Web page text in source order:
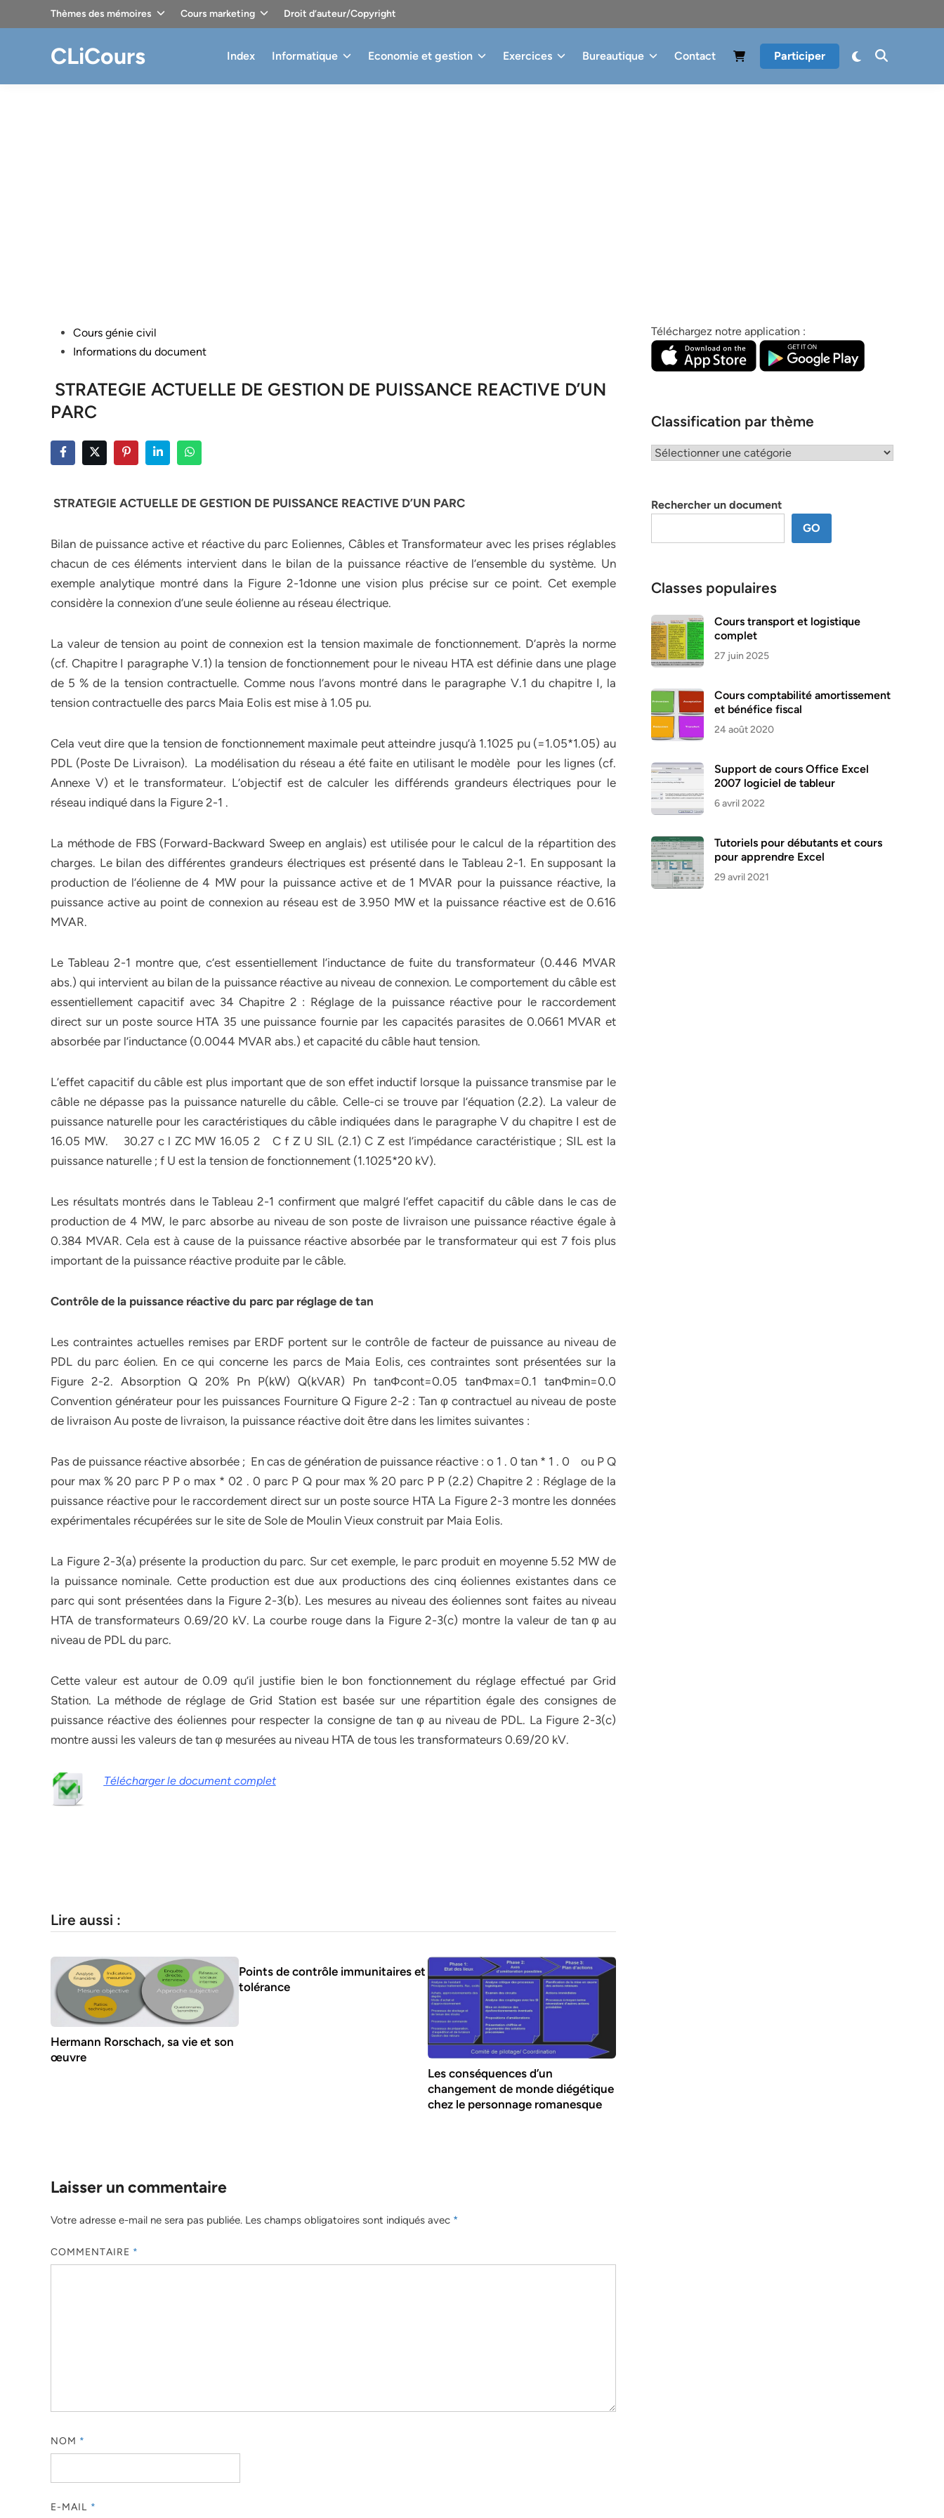
Thèmes des mémoires Cours marketing Droit d’auteur/Copyright
CLiCours Index Informatique Economie et gestion Exercices Bureautique Contact Participer
PostedCours génie civil
Informations du document
STRATEGIE ACTUELLE DE GESTION DE PUISSANCE REACTIVE D’UN
PARC
STRATEGIE ACTUELLE DE GESTION DE PUISSANCE REACTIVE D’UN PARC
Bilan de puissance active et réactive du parc Eoliennes, Câbles et Transformateur avec les prises réglables
chacun de ces éléments intervient dans le bilan de la puissance réactive de l’ensemble du système. Un
exemple analytique montré dans la Figure 2-1donne une vision plus précise sur ce point. Cet exemple
considère la connexion d’une seule éolienne au réseau électrique.
La valeur de tension au point de connexion est la tension maximale de fonctionnement. D’après la norme
(cf. Chapitre I paragraphe V.1) la tension de fonctionnement pour le niveau HTA est définie dans une plage
de 5 % de la tension contractuelle. Comme nous l’avons montré dans le paragraphe V.1 du chapitre I, la
tension contractuelle des parcs Maia Eolis est mise à 1.05 pu.
Cela veut dire que la tension de fonctionnement maximale peut atteindre jusqu’à 1.1025 pu (=1.05*1.05) au
PDL (Poste De Livraison). La modélisation du réseau a été faite en utilisant le modèle pour les lignes (cf.
Annexe V) et le transformateur. L’objectif est de calculer les différends grandeurs électriques pour le
réseau indiqué dans la Figure 2-1 .
La méthode de FBS (Forward-Backward Sweep en anglais) est utilisée pour le calcul de la répartition des
charges. Le bilan des différentes grandeurs électriques est présenté dans le Tableau 2-1. En supposant la
production de l’éolienne de 4 MW pour la puissance active et de 1 MVAR pour la puissance réactive, la
puissance active au point de connexion au réseau est de 3.950 MW et la puissance réactive est de 0.616
MVAR.
Le Tableau 2-1 montre que, c’est essentiellement l’inductance de fuite du transformateur (0.446 MVAR
abs.) qui intervient au bilan de la puissance réactive au niveau de connexion. Le comportement du câble est
essentiellement capacitif avec 34 Chapitre 2 : Réglage de la puissance réactive pour le raccordement
direct sur un poste source HTA 35 une puissance fournie par les capacités parasites de 0.0661 MVAR et
absorbée par l’inductance (0.0044 MVAR abs.) et capacité du câble haut tension.
L’effet capacitif du câble est plus important que de son effet inductif lorsque la puissance transmise par le
câble ne dépasse pas la puissance naturelle du câble. Celle-ci se trouve par l’équation (2.2). La valeur de
puissance naturelle pour les caractéristiques du câble indiquées dans le paragraphe V du chapitre I est de
16.05 MW. 30.27 c l ZC MW 16.05 2 C f Z U SIL (2.1) C Z est l’impédance caractéristique ; SIL est la
puissance naturelle ; f U est la tension de fonctionnement (1.1025*20 kV).
Les résultats montrés dans le Tableau 2-1 confirment que malgré l’effet capacitif du câble dans le cas de
production de 4 MW, le parc absorbe au niveau de son poste de livraison une puissance réactive égale à
0.384 MVAR. Cela est à cause de la puissance réactive absorbée par le transformateur qui est 7 fois plus
important de la puissance réactive produite par le câble.
Contrôle de la puissance réactive du parc par réglage de tan
Les contraintes actuelles remises par ERDF portent sur le contrôle de facteur de puissance au niveau de
PDL du parc éolien. En ce qui concerne les parcs de Maia Eolis, ces contraintes sont présentées sur la
Figure 2-2. Absorption Q 20% Pn P(kW) Q(kVAR) Pn tanΦcont=0.05 tanΦmax=0.1 tanΦmin=0.0
Convention générateur pour les puissances Fourniture Q Figure 2-2 : Tan φ contractuel au niveau de poste
de livraison Au poste de livraison, la puissance réactive doit être dans les limites suivantes :
Pas de puissance réactive absorbée ; En cas de génération de puissance réactive : o 1 . 0 tan * 1 . 0 ou P Q
pour max % 20 parc P P o max * 02 . 0 parc P Q pour max % 20 parc P P (2.2) Chapitre 2 : Réglage de la
puissance réactive pour le raccordement direct sur un poste source HTA La Figure 2-3 montre les données
expérimentales récupérées sur le site de Sole de Moulin Vieux construit par Maia Eolis.
La Figure 2-3(a) présente la production du parc. Sur cet exemple, le parc produit en moyenne 5.52 MW de
la puissance nominale. Cette production est due aux productions des cinq éoliennes existantes dans ce
parc qui sont présentées dans la Figure 2-3(b). Les mesures au niveau des éoliennes sont faites au niveau
HTA de transformateurs 0.69/20 kV. La courbe rouge dans la Figure 2-3(c) montre la valeur de tan φ au
niveau de PDL du parc.
Cette valeur est autour de 0.09 qu’il justifie bien le bon fonctionnement du réglage effectué par Grid
Station. La méthode de réglage de Grid Station est basée sur une répartition égale des consignes de
puissance réactive des éoliennes pour respecter la consigne de tan φ au niveau de PDL. La Figure 2-3(c)
montre aussi les valeurs de tan φ mesurées au niveau HTA de tous les transformateurs 0.69/20 kV.
Télécharger le document complet
Lire aussi :
Hermann Rorschach, sa vie et son
œuvre
Points de contrôle immunitaires et
tolérance
Les conséquences d’un
changement de monde diégétique
chez le personnage romanesque
Laisser un commentaire
Votre adresse e-mail ne sera pas publiée. Les champs obligatoires sont indiqués avec *
COMMENTAIRE *
NOM *
E-MAIL *
Téléchargez notre application :
Classification par thème
Classification
Rechercher un document
GO
Classes populaires
Cours transport et logistique
complet
27 juin 2025
Cours comptabilité amortissement
et bénéfice fiscal
24 août 2020
Support de cours Office Excel
2007 logiciel de tableur
6 avril 2022
Tutoriels pour débutants et cours
pour apprendre Excel
29 avril 2021